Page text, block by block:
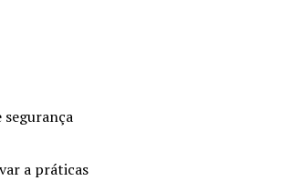
segurança
a práticas